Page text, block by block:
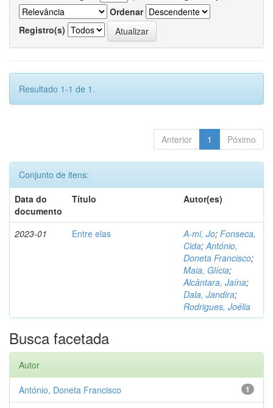
Ordenar
Registro(s)
Resultado 1-1 de 1.
Anterior 1 Póximo
Conjunto de itens:
Data do
documento
Título Autor(es)
2023-01 Entre elas A-mi, Jo; Fonseca,
Cida;António,
Doneta Francisco;
Maia, Glícia;
Alcântara, Jaína;
Dala, Jandira;
Rodrigues, Joélia
Busca facetada
Autor
1
António, Doneta Francisco